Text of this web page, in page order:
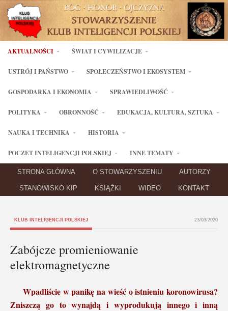
AKTUALNOŚCI ŚWIAT I CYWILIZACJE
USTRÓJ I PAŃSTWO SPOŁECZEŃSTWO I EKOSYSTEM
GOSPODARKA I EKONOMIA SPRAWIEDLIWOŚĆ
POLITYKA OBRONNOŚĆ EDUKACJA, KULTURA, SZTUKA
NAUKA I TECHNIKA HISTORIA
POCZET INTELIGENCJI POLSKIEJ INNE TEMATY
STRONA GŁÓWNA O STOWARZYSZENIU AUTORZY
STANOWISKO KIP KSIĄŻKI WIDEO KONTAKT
KLUB INTELIGENCJI POLSKIEJ 23/03/2020
Zabójcze promieniowanie
elektromagnetyczne
Wpadliście w panikę na wieść o istnieniu koronowirusa?
Zniszczą go to wynajdą i wyprodukują innego i inną